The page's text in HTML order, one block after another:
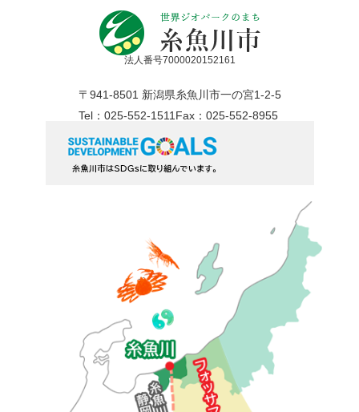
法人番号7000020152161
〒941-8501 新潟県糸魚川市一の宮1-2-5
Tel：025-552-1511 Fax：025-552-8955